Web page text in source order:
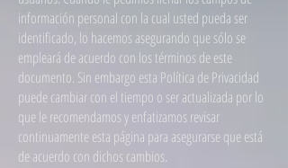
información personal con la cual usted pueda ser
identificado, lo hacemos asegurando que sólo se
empleará de acuerdo con los términos de este
documento. Sin embargo esta Política de Privacidad
puede cambiar con el tiempo o ser actualizada por lo
que le recomendamos y enfatizamos revisar
continuamente esta página para asegurarse que está
de acuerdo con dichos cambios.